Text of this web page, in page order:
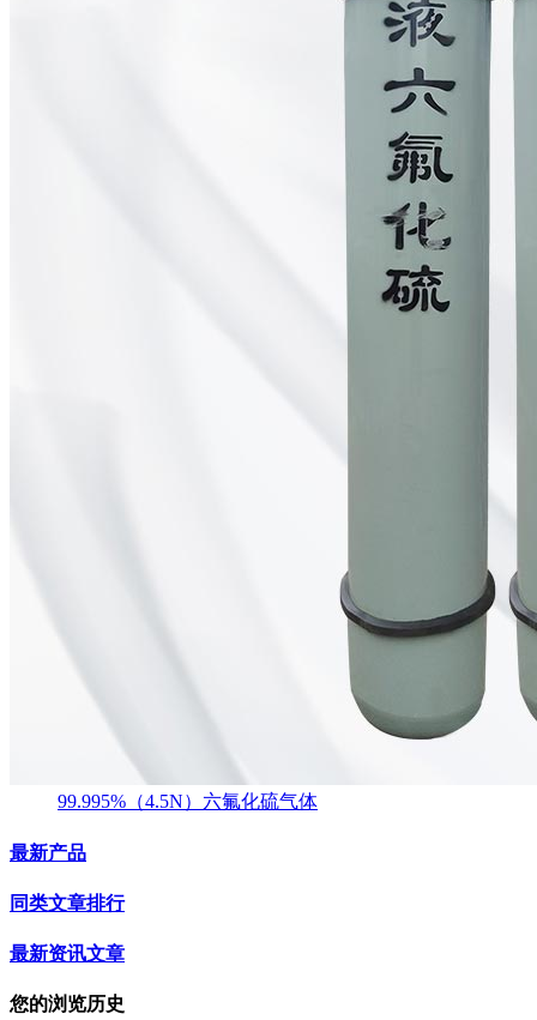
99.995%（4.5N）六氟化硫气体
最新产品
同类文章排行
最新资讯文章
您的浏览历史